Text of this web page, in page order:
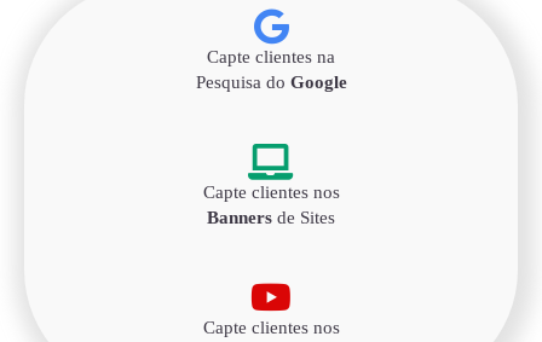
Capte clientes na
Pesquisa do Google
Capte clientes nos
Banners de Sites
Capte clientes nos